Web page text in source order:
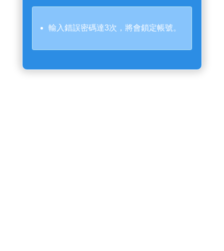
輸入錯誤密碼達3次，將會鎖定帳號。